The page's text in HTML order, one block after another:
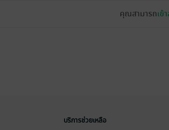
คุณสามารถเข้
บริการช่วยเหลือ